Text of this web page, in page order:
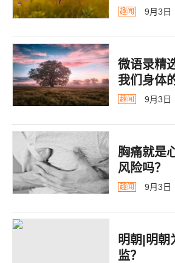
趣闻 9月3日
微语录精
我们身体
告
趣闻 9月3日
胸痛就是
风险吗？
趣闻 9月3日
明朝|明朝
监？ ​​​